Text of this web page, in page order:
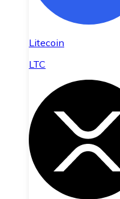
Litecoin
LTC